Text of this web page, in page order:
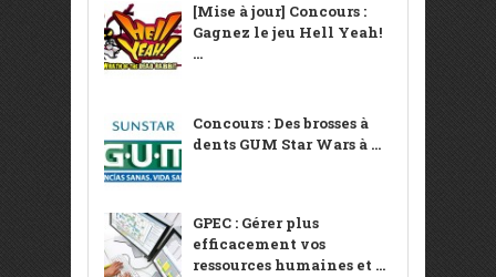
[Mise à jour] Concours :
Gagnez le jeu Hell Yeah!
...
Concours : Des brosses à
dents GUM Star Wars à ...
GPEC : Gérer plus
efficacement vos
ressources humaines et ...